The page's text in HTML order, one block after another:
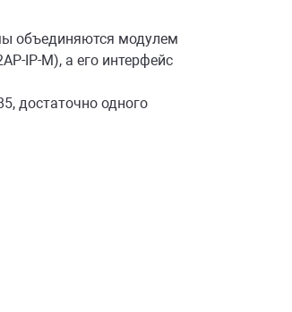
объединяются модулем
IP-M), а его интерфейс
достаточно одного